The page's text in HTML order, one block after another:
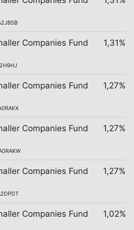
Companies Fund
1,31%
Companies Fund
1,27%
Companies Fund
1,27%
Companies Fund
1,27%
Companies Fund
1,02%